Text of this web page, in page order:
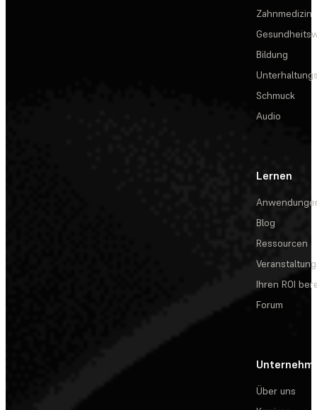
Zahnmedizin
Bildung
Schmuck
Audio
Lernen
Blog
Ressourcen
Ihren ROI
Forum
Über uns